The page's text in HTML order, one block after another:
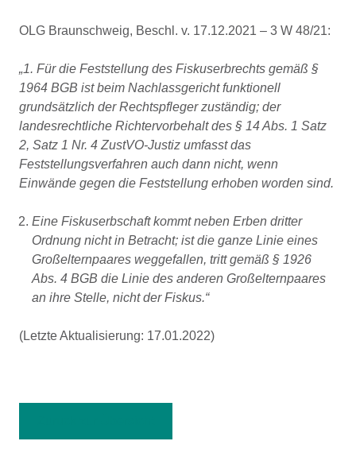
OLG Braunschweig, Beschl. v. 17.12.2021 – 3 W 48/21:
„1. Für die Feststellung des Fiskuserbrechts gemäß §
1964 BGB ist beim Nachlassgericht funktionell
grundsätzlich der Rechtspfleger zuständig; der
landesrechtliche Richtervorbehalt des § 14 Abs. 1 Satz
2, Satz 1 Nr. 4 ZustVO-Justiz umfasst das
Feststellungsverfahren auch dann nicht, wenn
Einwände gegen die Feststellung erhoben worden sind.
Eine Fiskuserbschaft kommt neben Erben dritter
Ordnung nicht in Betracht; ist die ganze Linie eines
Großelternpaares weggefallen, tritt gemäß § 1926
Abs. 4 BGB die Linie des anderen Großelternpaares
an ihre Stelle, nicht der Fiskus.“
(Letzte Aktualisierung: 17.01.2022)